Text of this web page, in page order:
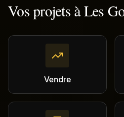
Vos projets àLes
Vendre